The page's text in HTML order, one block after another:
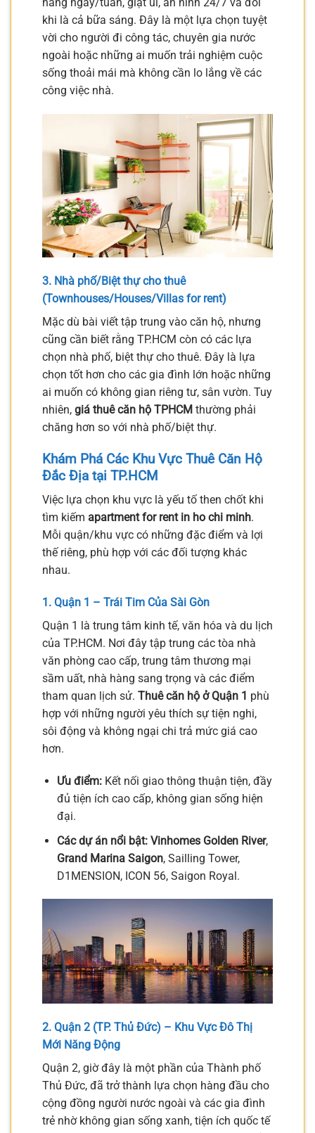
khi là cả bữa sáng. Đây là một lựa chọn tuyệt
vời cho người đi công tác, chuyên gia nước
ngoài hoặc những ai muốn trải nghiệm cuộc
sống thoải mái mà không cần lo lắng về các
công việc nhà.
3. Nhà phố/Biệt thự cho thuê
(Townhouses/Houses/Villas for rent)
Mặc dù bài viết tập trung vào căn hộ, nhưng
cũng cần biết rằng TP.HCM còn có các lựa
chọn nhà phố, biệt thự cho thuê. Đây là lựa
chọn tốt hơn cho các gia đình lớn hoặc những
ai muốn có không gian riêng tư, sân vườn. Tuy
nhiên, giá thuê căn hộ TPHCM thường phải
chăng hơn so với nhà phố/biệt thự.
Khám Phá Các Khu Vực Thuê Căn Hộ
Đắc Địa tại TP.HCM
Việc lựa chọn khu vực là yếu tố then chốt khi
tìm kiếm apartment for rent in ho chi minh.
Mỗi quận/khu vực có những đặc điểm và lợi
thế riêng, phù hợp với các đối tượng khác
nhau.
1. Quận 1 – Trái Tim Của Sài Gòn
Quận 1 là trung tâm kinh tế, văn hóa và du lịch
của TP.HCM. Nơi đây tập trung các tòa nhà
văn phòng cao cấp, trung tâm thương mại
sầm uất, nhà hàng sang trọng và các điểm
tham quan lịch sử. Thuê căn hộ ở Quận 1 phù
hợp với những người yêu thích sự tiện nghi,
sôi động và không ngại chi trả mức giá cao
hơn.
Ưu điểm:Kết nối giao thông thuận tiện, đầy
đủ tiện ích cao cấp, không gian sống hiện
đại.
Các dự án nổi bật: Vinhomes Golden River,
Grand Marina Saigon, Sailling Tower,
D1MENSION, ICON 56, Saigon Royal.
2. Quận 2 (TP. Thủ Đức) – Khu Vực Đô Thị
Mới Năng Động
Quận 2, giờ đây là một phần của Thành phố
Thủ Đức, đã trở thành lựa chọn hàng đầu cho
cộng đồng người nước ngoài và các gia đình
trẻ nhờ không gian sống xanh, tiện ích quốc tế